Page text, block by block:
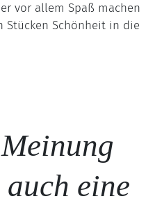
vor allem Spaß machen
Schönheit in die
eine